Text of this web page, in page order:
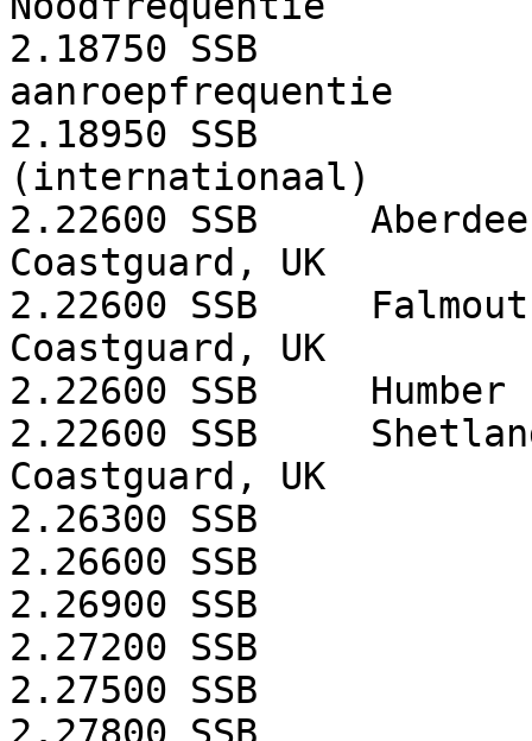
2.18750
SSB
aanroepfrequentie
2.18950
SSB
(internationaal)
2.22600
SSB
Coastguard, UK
2.22600
SSB
Coastguard, UK
2.22600
SSB
Humber
2.22600
SSB
Coastguard, UK
2.26300
SSB
2.26600
SSB
2.26900
SSB
2.27200
SSB
2.27500
SSB